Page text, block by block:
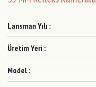
Lansman Yılı :
Üretim Yeri :
Model :